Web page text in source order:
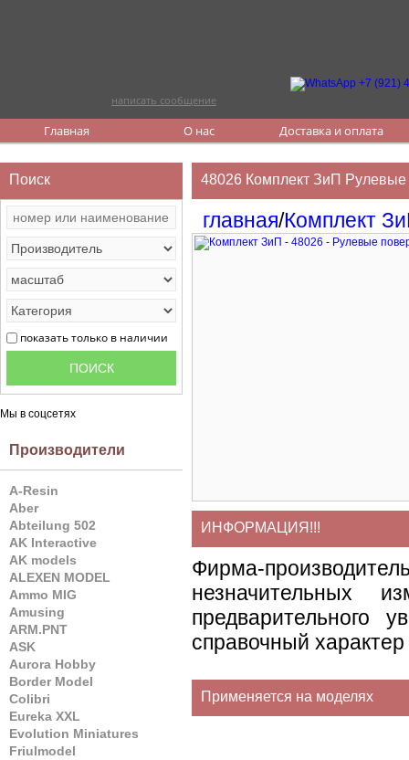
написать сообщение
Главная О нас Доставка и оплата
Поиск
показать только в наличии
Мы в соцсетях
Производители
A-Resin
Aber
Abteilung 502
AK Interactive
AK models
ALEXEN MODEL
Ammo MIG
Amusing
ARM.PNT
ASK
Aurora Hobby
Border Model
Colibri
Eureka XXL
Evolution Miniatures
Friulmodel
48026 Комплект ЗиП
главная/Комплект
ИНФОРМАЦИЯ!!!
Фирма-
незначительных
предварительного
справочный
Применяется на моделях